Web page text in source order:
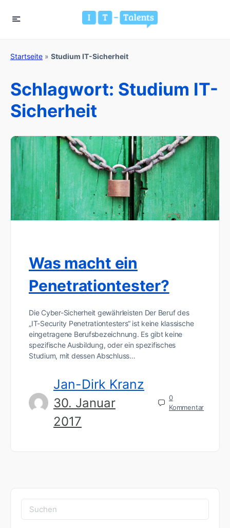
Startseite » Studium IT-Sicherheit
Schlagwort: Studium IT-
Sicherheit
Was macht ein
Penetrationtester?
Die Cyber-Sicherheit gewährleisten Der Beruf des
„IT-Security Penetrationtesters“ ist keine klassische
eingetragene Berufsbezeichnung. Es gibt keine
spezifische Ausbildung, oder ein spezifisches
Studium, mit dessen Abschluss…
Jan-Dirk Kranz
30. Januar
2017
0
Kommentar
Suchen
nach: